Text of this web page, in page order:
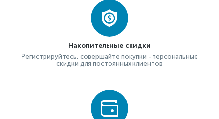
Накопительные скидки
Регистрируйтесь, совершайте покупки - персональные
скидки для постоянных клиентов